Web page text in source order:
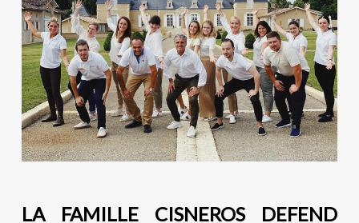
LA FAMILLE CISNEROS DEFEND